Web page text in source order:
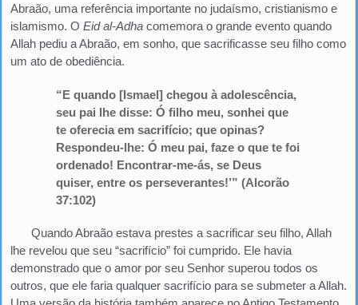
Abraão, uma referência importante no judaísmo, cristianismo e
islamismo. O Eid al-Adha comemora o grande evento quando
Allah pediu a Abraão, em sonho, que sacrificasse seu filho como
um ato de obediência.
“E quando [Ismael] chegou à adolescência,
seu pai lhe disse: Ó filho meu, sonhei que
te oferecia em sacrifício; que opinas?
Respondeu-lhe: Ó meu pai, faze o que te foi
ordenado! Encontrar-me-ás, se Deus
quiser, entre os perseverantes!’” (Alcorão
37:102)
Quando Abraão estava prestes a sacrificar seu filho, Allah
lhe revelou que seu “sacrifício” foi cumprido. Ele havia
demonstrado que o amor por seu Senhor superou todos os
outros, que ele faria qualquer sacrifício para se submeter a Allah.